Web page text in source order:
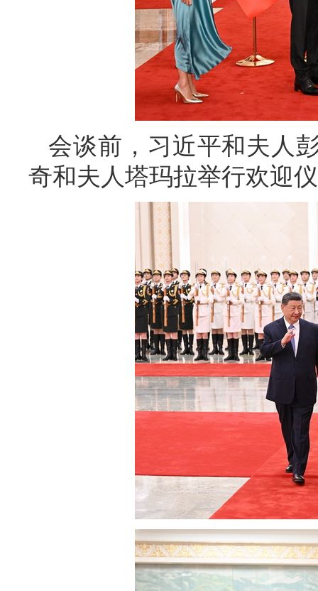
会谈前，习近平和夫人
奇和夫人塔玛拉举行欢迎